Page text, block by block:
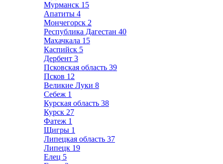
Мурманск 15
Апатиты 4
Мончегорск 2
Республика Дагестан 40
Махачкала 15
Каспийск 5
Дербент 3
Псковская область 39
Псков 12
Великие Луки 8
Себеж 1
Курская область 38
Курск 27
Фатеж 1
Щигры 1
Липецкая область 37
Липецк 19
Елец 5